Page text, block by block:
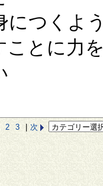
につくよ
ことに力
2 3 次